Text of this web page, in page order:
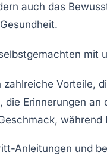
auch das
zahlreiche Vorteile,
die Erinnerungen an
, während
Anleitungen und